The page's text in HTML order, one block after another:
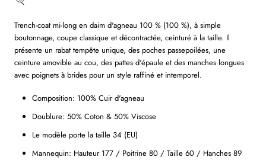
Trench-coat mi-long en daim d'agneau 100 % (100 %), à simple
boutonnage, coupe classique et décontractée, ceinturé à la taille. Il
présente un rabat tempête unique, des poches passepoilées, une
ceinture amovible au cou, des pattes d'épaule et des manches longues
avec poignets à brides pour un style raffiné et intemporel.
Composition: 100% Cuir d'agneau
Doublure: 50% Coton & 50% Viscose
Le modèle porte la taille 34 (EU)
Mannequin: Hauteur 177 / Poitrine 80 / Taille 60 / Hanches 89